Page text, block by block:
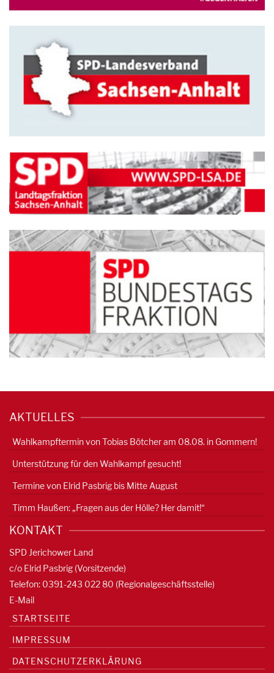
AKTUELLES
Wahlkampftermin von Tobias Bötcher am 08.08. in Gommern!
Unterstützung für den Wahlkampf gesucht!
Termine von Elrid Pasbrig bis Mitte August
Timm Haußen: „Fragen aus der Hölle? Her damit!“
KONTAKT
SPD Jerichower Land
c/o Elrid Pasbrig (Vorsitzende)
Telefon: 0391-243 022 80 (Regionalgeschäftsstelle)
E-Mail
STARTSEITE
IMPRESSUM
DATENSCHUTZERKLÄRUNG